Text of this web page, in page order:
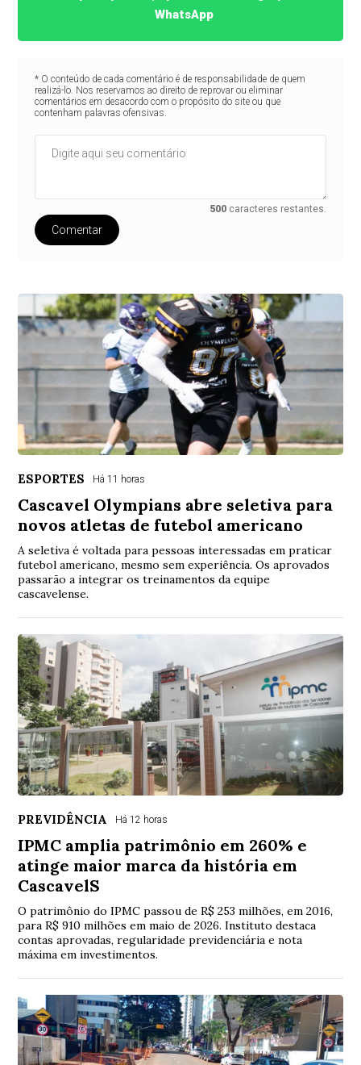
WhatsApp
* O conteúdo de cada comentário é de responsabilidade de quem
realizá-lo. Nos reservamos ao direito de reprovar ou eliminar
comentários em desacordo com o propósito do site ou que
contenham palavras ofensivas.
500 caracteres restantes.
Comentar
ESPORTES Há 11 horas
Cascavel Olympians abre seletiva para
novos atletas de futebol americano
A seletiva é voltada para pessoas interessadas em praticar
futebol americano, mesmo sem experiência. Os aprovados
passarão a integrar os treinamentos da equipe
cascavelense.
PREVIDÊNCIA Há 12 horas
IPMC amplia patrimônio em 260% e
atinge maior marca da história em
CascavelS
O patrimônio do IPMC passou de R$ 253 milhões, em 2016,
para R$ 910 milhões em maio de 2026. Instituto destaca
contas aprovadas, regularidade previdenciária e nota
máxima em investimentos.